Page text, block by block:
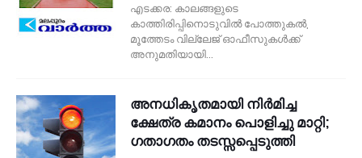
എടക്കര: കാലങ്ങളുടെ
കാത്തിരിപ്പിനൊടുവില്‍ പോത്തുകല്‍,
മൂത്തേടം വില്ലേജ് ഓഫീസുകള്‍ക്ക്
അനുമതിയായി…
അനധികൃതമായി നിര്‍മിച്ച
ക്ഷേത്ര കമാനം പൊളിച്ചു മാറ്റി;
ഗതാഗതം തടസ്സപ്പെടുത്തി